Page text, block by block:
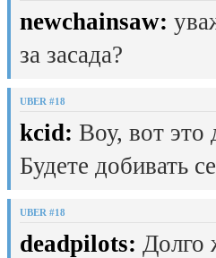
newchainsaw:
за засада?
UBER #18
kcid: Воу, вот
Будете добивать
UBER #18
deadpilots: Долго